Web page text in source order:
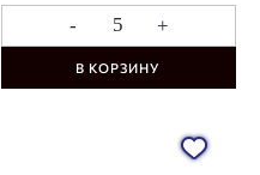
- +
В КОРЗИНУ